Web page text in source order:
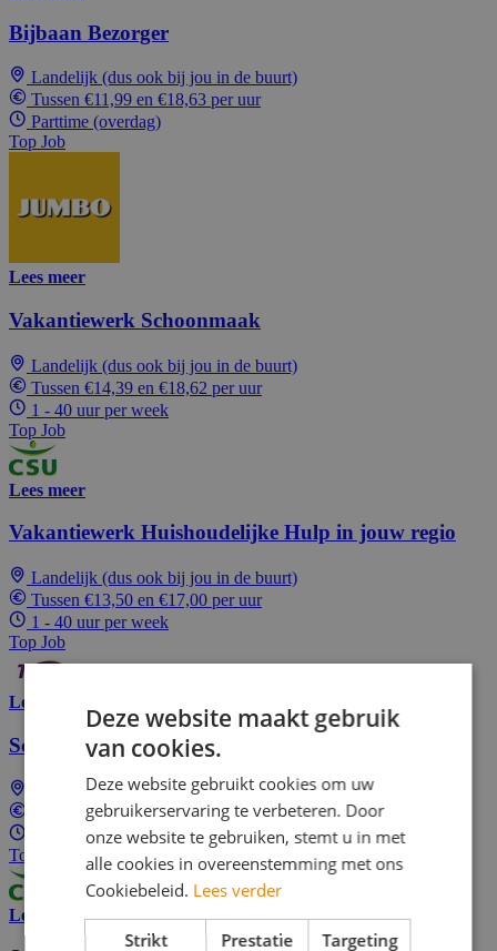
Bijbaan Bezorger
Landelijk (dus ook bij jou in de buurt)
Tussen €11,99 en €18,63 per uur
Parttime (overdag)
Top Job
Lees meer
Vakantiewerk Schoonmaak
Landelijk (dus ook bij jou in de buurt)
Tussen €14,39 en €18,62 per uur
1 - 40 uur per week
Top Job
Lees meer
Vakantiewerk Huishoudelijke Hulp in jouw regio
Landelijk (dus ook bij jou in de buurt)
Tussen €13,50 en €17,00 per uur
1 - 40 uur per week
Top Job
Lees meer
Schoonmaak Medewerker
Landelijk (dus ook bij jou in de buurt)
Tussen €14,39 en €18,62 per uur
1 - 40 uur per week
Top Job
Lees meer
Deze website maakt gebruik
van cookies.
Deze website gebruikt cookies om uw
gebruikerservaring te verbeteren. Door
onze website te gebruiken, stemt u in met
alle cookies in overeenstemming met ons
Cookiebeleid. Lees verder
Strikt
Prestatie Targeting